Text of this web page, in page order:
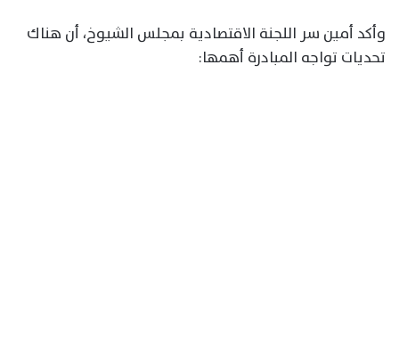
وأكد أمين سر اللجنة الاقتصادية بمجلس الشيوخ، أن هناك
تحديات تواجه المبادرة أهمها: